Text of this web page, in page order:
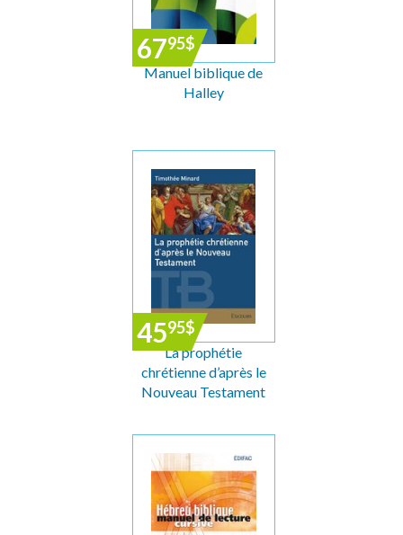
6795$
Manuel biblique de
Halley
4595$
La prophétie
chrétienne d’après le
Nouveau Testament